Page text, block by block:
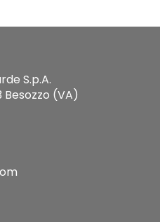
S.p.A.
Besozzo (VA)